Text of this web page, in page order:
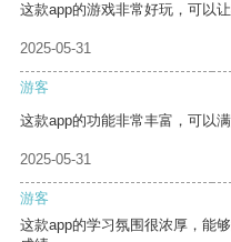
这款app的游戏非常好玩，可以让
2025-05-31
游客
这款app的功能非常丰富，可以
2025-05-31
游客
这款app的学习氛围很浓厚，能